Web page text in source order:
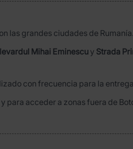
las grandes ciudades de
Mihai Eminescu y Strada
con frecuencia para la
acceder a zonas fuera de